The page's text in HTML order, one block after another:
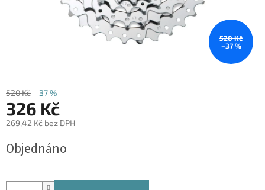
520 Kč
–37 %
520 Kč –37 %
326 Kč
269,42 Kč bez DPH
cena:
Objednáno